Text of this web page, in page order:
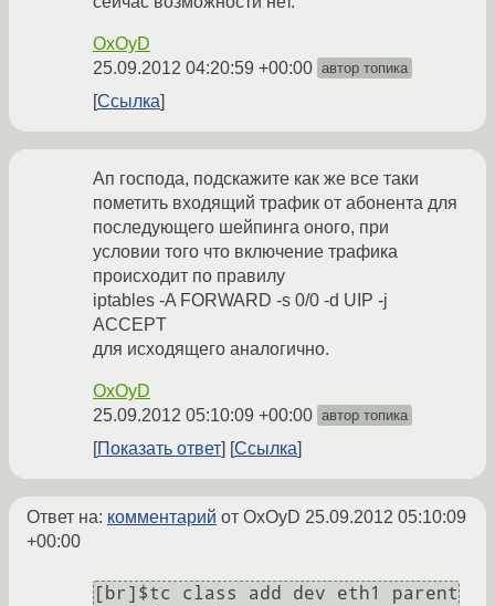
OxOyD
25.09.2012 04:20:59 +00:00 автор топика
Ссылка
Ап господа, подскажите как же все таки
пометить входящий трафик от абонента для
последующего шейпинга оного, при
условии того что включение трафика
происходит по правилу
iptables -A FORWARD -s 0/0 -d UIP -j
ACCEPT
для исходящего аналогично.
OxOyD
25.09.2012 05:10:09 +00:00 автор топика
Показать ответ Ссылка
Ответ на: комментарий от OxOyD 25.09.2012 05:10:09
+00:00
[br]$tc class add dev eth1 parent